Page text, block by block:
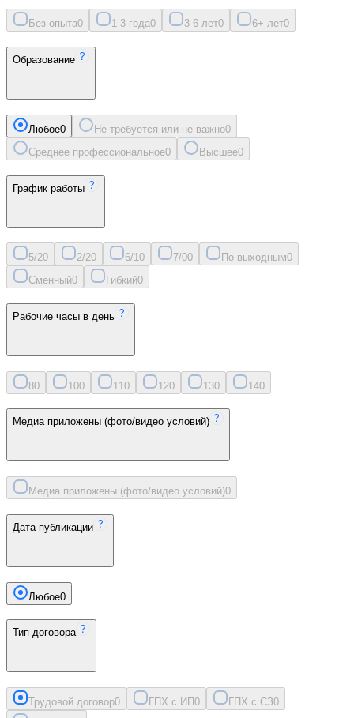
Без опыта0 1-3 года0 3-6 лет0 6+ лет0
Образование
Любое0 Не требуется или не важно0
Среднее профессиональное0 Высшее0
График работы
5/20 2/20 6/10 7/00 По выходным0
Сменный0 Гибкий0
Рабочие часы в день
80 100 11 0 120 130 140
Медиа приложены (фото/видео условий)
Медиа приложены (фото/видео условий)0
Дата публикации
Любое0
Тип договора
Трудовой договор0 ГПХ с ИП0 ГПХ с СЗ0